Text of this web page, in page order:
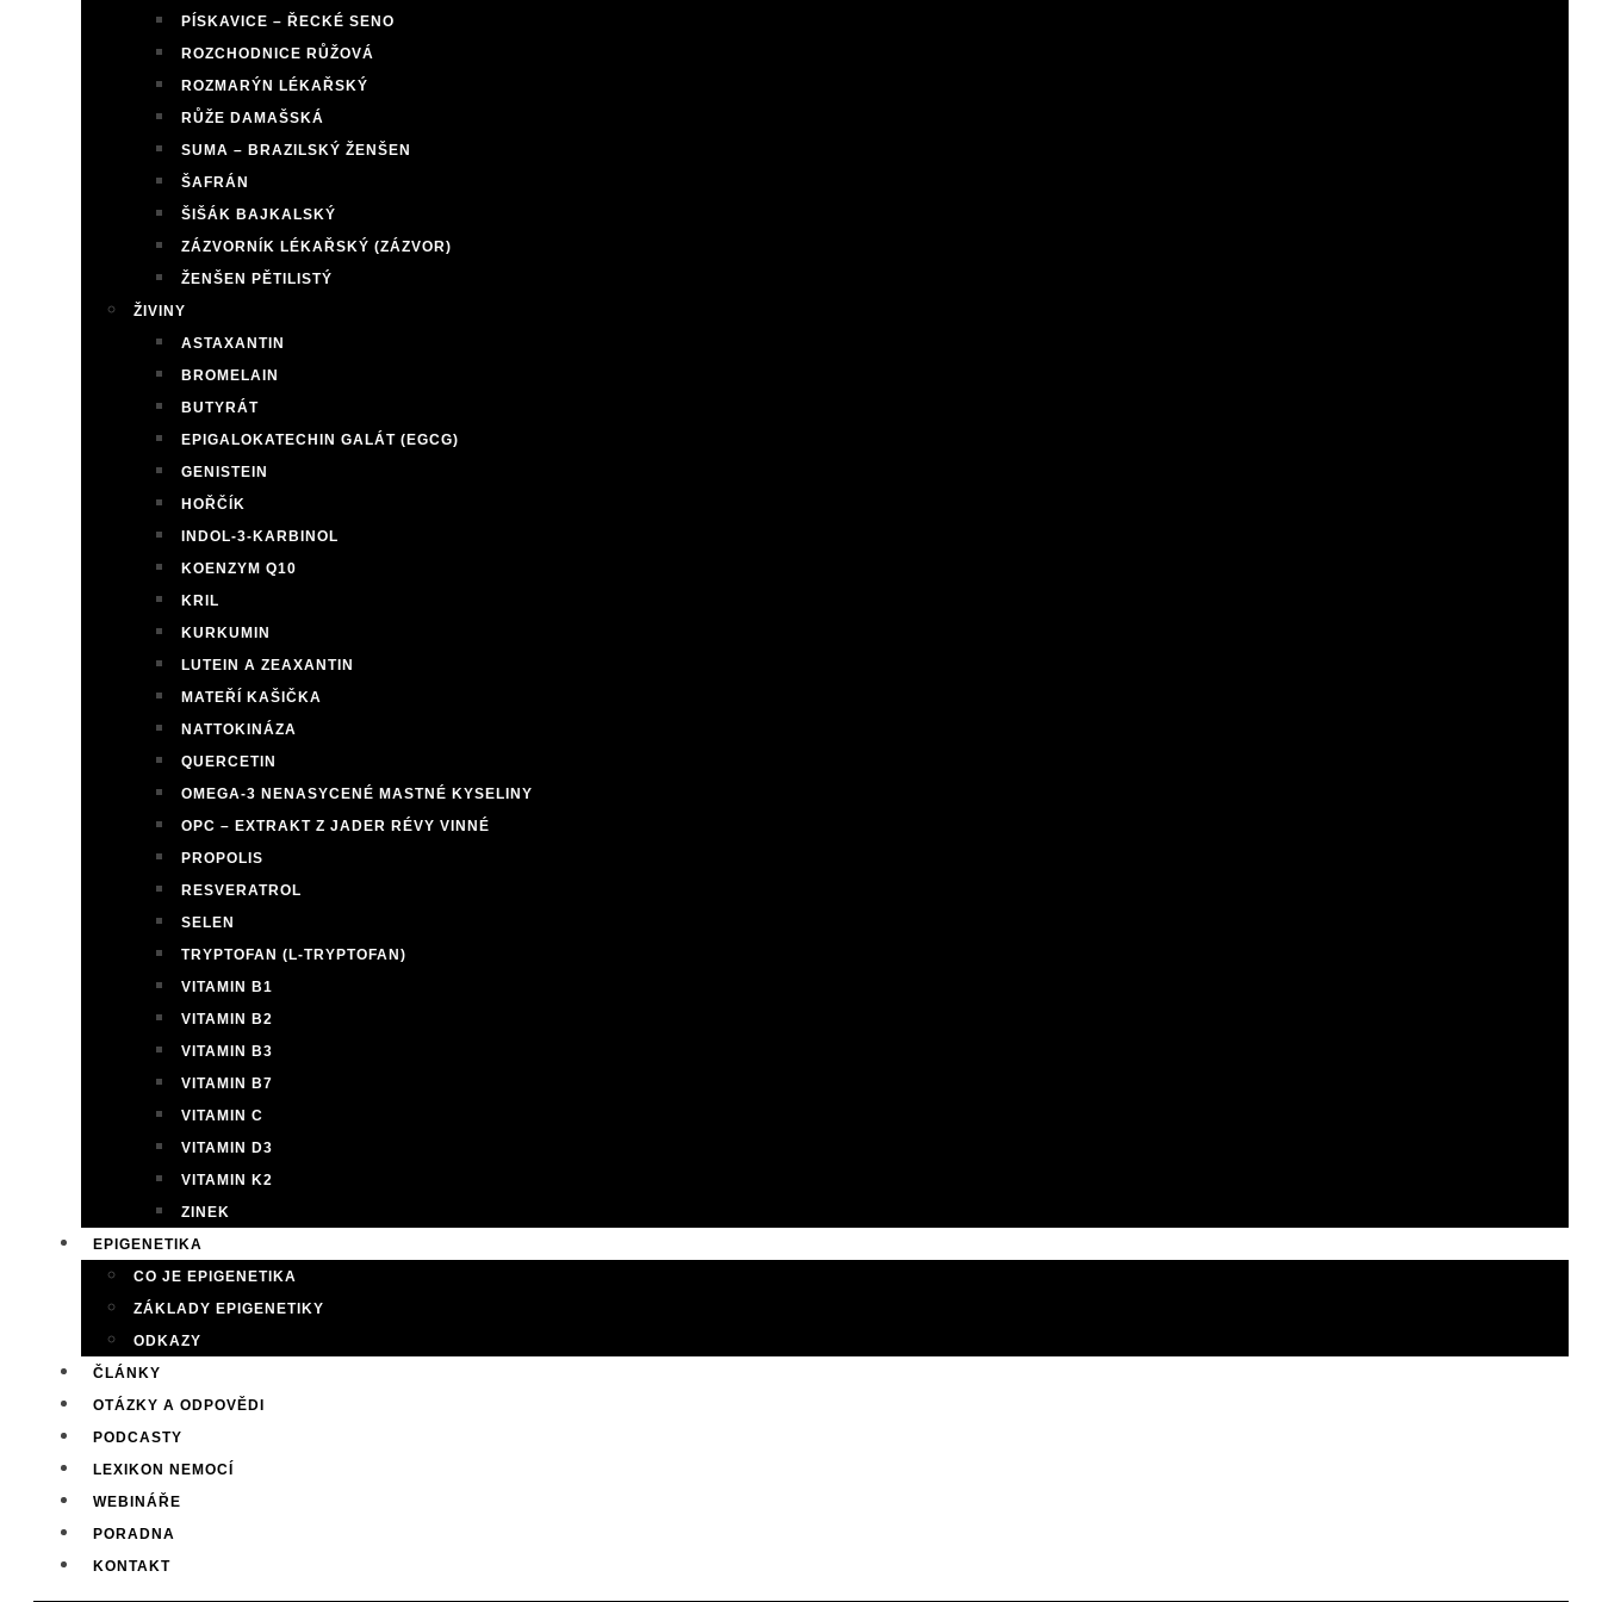
PÍSKAVICE – ŘECKÉ SENO
ROZCHODNICE RŮŽOVÁ
ROZMARÝN LÉKAŘSKÝ
RŮŽE DAMAŠSKÁ
SUMA – BRAZILSKÝ ŽENŠEN
ŠAFRÁN
ŠIŠÁK BAJKALSKÝ
ZÁZVORNÍK LÉKAŘSKÝ (ZÁZVOR)
ŽENŠEN PĚTILISTÝ
ŽIVINY
ASTAXANTIN
BROMELAIN
BUTYRÁT
EPIGALOKATECHIN GALÁT (EGCG)
GENISTEIN
HOŘČÍK
INDOL-3-KARBINOL
KOENZYM Q10
KRIL
KURKUMIN
LUTEIN A ZEAXANTIN
MATEŘÍ KAŠIČKA
NATTOKINÁZA
QUERCETIN
OMEGA-3 NENASYCENÉ MASTNÉ KYSELINY
OPC – EXTRAKT Z JADER RÉVY VINNÉ
PROPOLIS
RESVERATROL
SELEN
TRYPTOFAN (L-TRYPTOFAN)
VITAMIN B1
VITAMIN B2
VITAMIN B3
VITAMIN B7
VITAMIN C
VITAMIN D3
VITAMIN K2
ZINEK
EPIGENETIKA
CO JE EPIGENETIKA
ZÁKLADY EPIGENETIKY
ODKAZY
ČLÁNKY
OTÁZKY A ODPOVĚDI
PODCASTY
LEXIKON NEMOCÍ
WEBINÁŘE
PORADNA
KONTAKT